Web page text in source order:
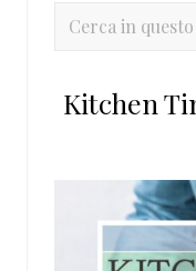
primaria
Cerca
sito
Kitchen